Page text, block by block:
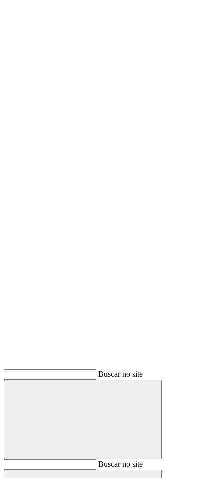
Buscar no site
BuscarBuscar no site